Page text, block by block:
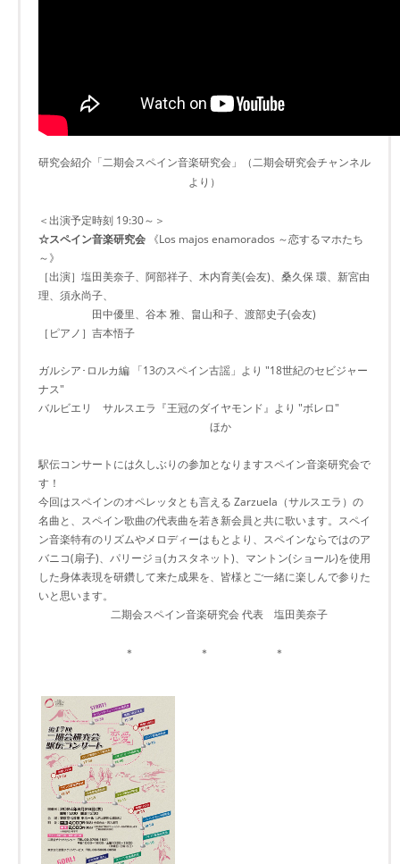
研究会紹介「二期会スペイン音楽研究会」（二期会研究会チャンネル
より）
＜出演予定時刻 19:30～＞
☆スペイン音楽研究会 《Los majos enamorados ～恋するマホたち
～》
［出演］塩田美奈子、阿部祥子、木内育美(会友)、桑久保 環、新宮由
理、須永尚子、
田中優里、谷本 雅、畠山和子、渡部史子(会友)
［ピアノ］吉本悟子
ガルシア･ロルカ編 「13のスペイン古謡」より "18世紀のセビジャー
ナス"
バルビエリ サルスエラ『王冠のダイヤモンド』より "ボレロ"
ほか
駅伝コンサートには久しぶりの参加となりますスペイン音楽研究会で
す！
今回はスペインのオペレッタとも言える Zarzuela（サルスエラ）の
名曲と、スペイン歌曲の代表曲を若き新会員と共に歌います。スペイ
ン音楽特有のリズムやメロディーはもとより、スペインならではのア
バニコ(扇子)、パリージョ(カスタネット)、マントン(ショール)を使用
した身体表現を研鑽して来た成果を、皆様とご一緒に楽しんで参りた
いと思います。
二期会スペイン音楽研究会 代表 塩田美奈子
＊ ＊ ＊